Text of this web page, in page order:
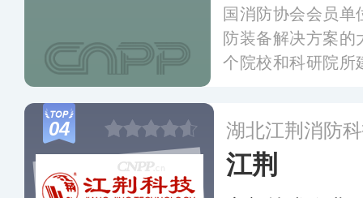
国消防协会会员
防装备解决方案
个院校和科研院所
已遍布全国三十多
04 湖北江荆消防
江荆